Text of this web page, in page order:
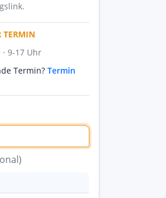
TERMIN
· 9-17 Uhr
Termin? Termin